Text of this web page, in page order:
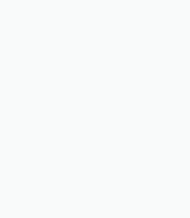
1, March 2025
Issue 1, March 2024